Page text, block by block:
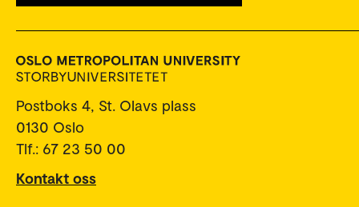
Postboks 4, St. Olavs plass
0130 Oslo
Tlf.: 67 23 50 00
Kontakt oss